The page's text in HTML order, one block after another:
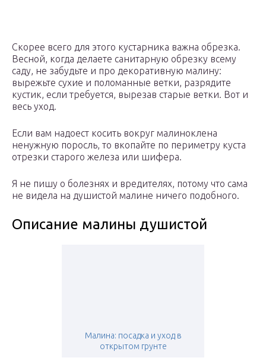
Скорее всего для этого кустарника важна обрезка.
Весной, когда делаете санитарную обрезку всему
саду, не забудьте и про декоративную малину:
вырежьте сухие и поломанные ветки, разрядите
кустик, если требуется, вырезав старые ветки. Вот и
весь уход.
Если вам надоест косить вокруг малиноклена
ненужную поросль, то вкопайте по периметру куста
отрезки старого железа или шифера.
Я не пишу о болезнях и вредителях, потому что сама
не видела на душистой малине ничего подобного.
Описание малины душистой
Малина: посадка и уход в
открытом грунте